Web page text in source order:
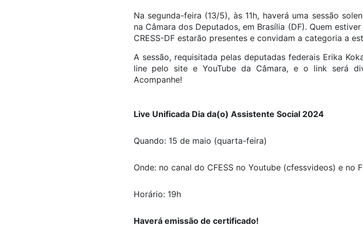
Na segunda-feira (13/5), às 11h, haverá uma sessão
na Câmara dos Deputados, em Brasília (DF). Quem
CRESS-DF estarão presentes e convidam a categoria a
A sessão, requisitada pelas deputadas federais Erika
line pelo site e YouTube da Câmara, e o link será
Acompanhe!
Live Unificada Dia da(o) Assistente Social 2024
Quando: 15 de maio (quarta-feira)
Onde: no canal do CFESS no Youtube (cfessvideos) e no
Horário: 19h
Haverá emissão de certificado!